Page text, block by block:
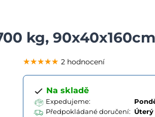
kg,
★★★★★
★★★★★
★★★★★ 2 hodnocení
Na skladě
Expedujeme:
Předpokládané doručení: Úterý